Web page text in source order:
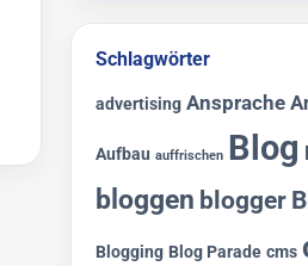
Schlagwörter
advertising Ansprache
Aufbau auffrischen Blog
bloggen blogger
Blogging Blog Parade cms